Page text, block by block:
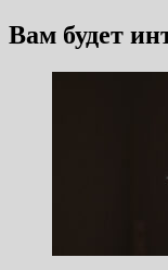
Вам будет